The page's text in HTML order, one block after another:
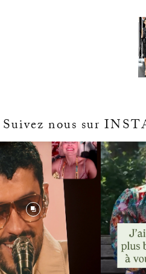
Suivez nous sur